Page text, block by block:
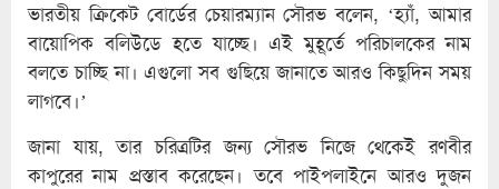
ভারতীয় ক্রিকেট বোর্ডের চেয়ারম্যান সৌরভ বলেন, ‘হ্যাঁ, আমার
বায়োপিক বলিউডে হতে যাচ্ছে। এই মুহূর্তে পরিচালকের নাম
বলতে চাচ্ছি না। এগুলো সব গুছিয়ে জানাতে আরও কিছুদিন সময়
লাগবে।’
জানা যায়, তার চরিত্রটির জন্য সৌরভ নিজে থেকেই রণবীর
কাপুরের নাম প্রস্তাব করেছেন। তবে পাইপলাইনে আরও দুজন